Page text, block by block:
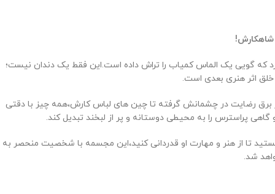
!
که گویی یک الماس کمیاب را تراش داده است.این فقط یک دندان نیست؛
اثر هنری بعدی است.
برق رضایت در چشمانش گرفته تا چین ‌های لباس کارش،همه چیز با دقتی
پراسترس را به محیطی دوستانه و پر از لبخند تبدیل کند.
تا از هنر و مهارت او قدردانی کنید،این مجسمه با شخصیت منحصر به
شد.